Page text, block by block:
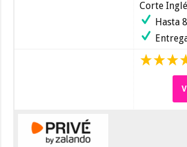
Corte
Hasta